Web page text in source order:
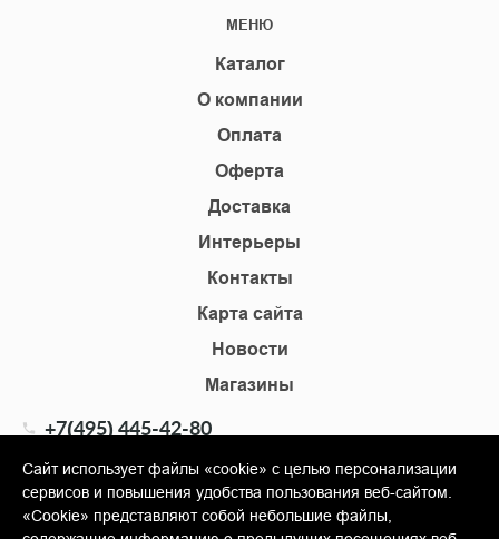
МЕНЮ
Каталог
О компании
Оплата
Оферта
Доставка
Интерьеры
Контакты
Карта сайта
Новости
Магазины
+7(495) 445-42-80
info@shopkm.ru
Сайт использует файлы «cookie» с целью персонализации
сервисов и повышения удобства пользования веб-сайтом.
«Cookie» представляют собой небольшие файлы,